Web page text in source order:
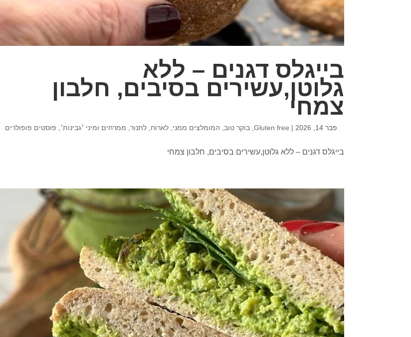
בייגלס דגנים – ללא
גלוטן,עשירים בסיבים, חלבון
צמחי
פבר 14, 2026 |
Gluten free
,בוקר טוב, המומלצים ממני,לארוח,לתנור, ממרחים ומיני ׳גבינות׳, פוסטים פופולרים
בייגלס דגנים – ללא גלוטן,עשירים בסיבים, חלבון צמחי